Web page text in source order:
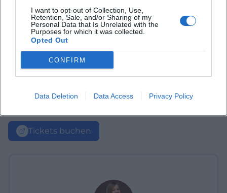
I want to opt-out of Collection, Use,
Retention, Sale, and/or Sharing of my
Personal Data that Is Unrelated with the
Purposes for which it was collected.
Opted Out
CONFIRM
Data Deletion Data Access Privacy Policy
Tickets buchen